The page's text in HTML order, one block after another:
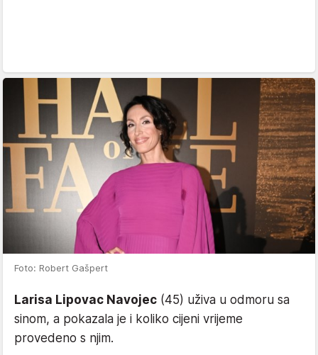
Foto: Robert Gašpert
Larisa Lipovac Navojec (45) uživa u odmoru sa
sinom, a pokazala je i koliko cijeni vrijeme
provedeno s njim.